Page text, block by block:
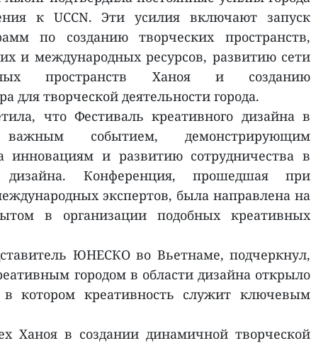
к UCCN. Эти усилия включают запуск
по созданию творческих пространств,
и международных ресурсов, развитию сети
пространств Ханоя и созданию
для творческой деятельности города.
что Фестиваль креативного дизайна в
событием, демонстрирующим
инновациям и развитию сотрудничества в
дизайна. Конференция, прошедшая при
экспертов, была направлена на
в организации подобных креативных
ЮНЕСКО во Вьетнаме, подчеркнул,
городом в области дизайна открыло
котором креативность служит ключевым
Ханоя в создании динамичной творческой